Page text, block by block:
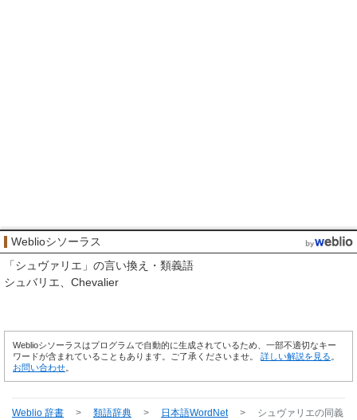
Weblioシソーラス
「シュヴァリエ 」の言い換え・類義語
シュバリエ
Chevalier
Weblioシソーラスはプログラムで自動的に生成されているため、一部不適切なキー
ワードが含まれていることもあります。ご了承くださいませ。 詳しい解説を見る
お問い合わせ
Weblio 辞書 > 類語辞典 > 日本語WordNet > シュヴァリエの同義